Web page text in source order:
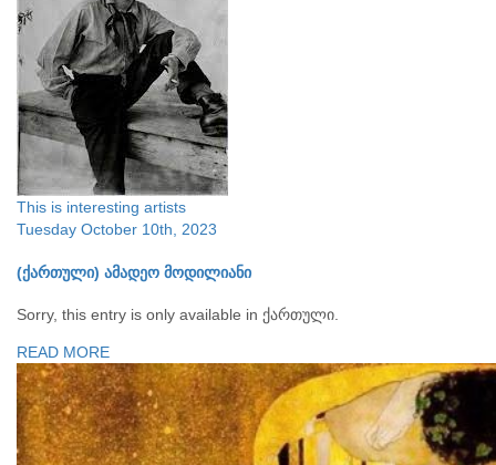
This is interesting artists
Tuesday October 10th, 2023
(ქართული) ამადეო მოდილიანი
Sorry, this entry is only available in ქართული.
READ MORE